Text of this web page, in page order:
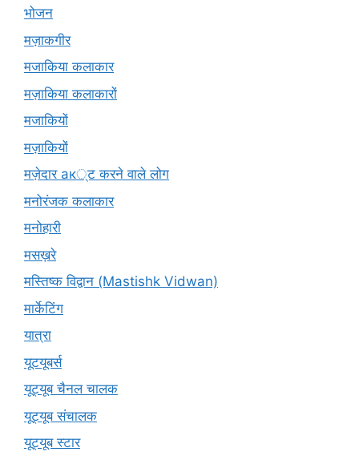
भोजन
मज़ाकगीर
मजाकिया कलाकार
मज़ाकिया कलाकारों
मजाकियों
मज़ाकियों
मज़ेदार ак्ट करने वाले लोग
मनोरंजक कलाकार
मनोहारी
मसख़रे
मस्तिष्क विद्वान (Mastishk Vidwan)
मार्केटिंग
यात्रा
यूटयूबर्स
यूट्यूब चैनल चालक
यूट्यूब संचालक
यूट्यूब स्टार